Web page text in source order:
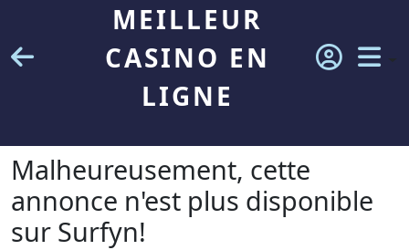
MEILLEUR
CASINO EN
LIGNE
Malheureusement, cette
annonce n'est plus disponible
sur Surfyn!